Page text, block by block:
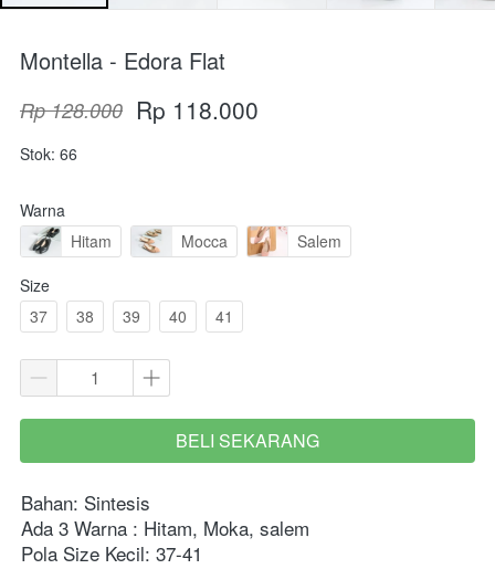
Montella - Edora Flat
Rp 128.000 Rp 118.000
Stok: 66
Warna
Hitam
Mocca
Salem
Size
37
38 39 40 41
`BELI SEKARANG
Bahan: Sintesis
Ada 3 Warna : Hitam, Moka, salem
Pola Size Kecil: 37-41